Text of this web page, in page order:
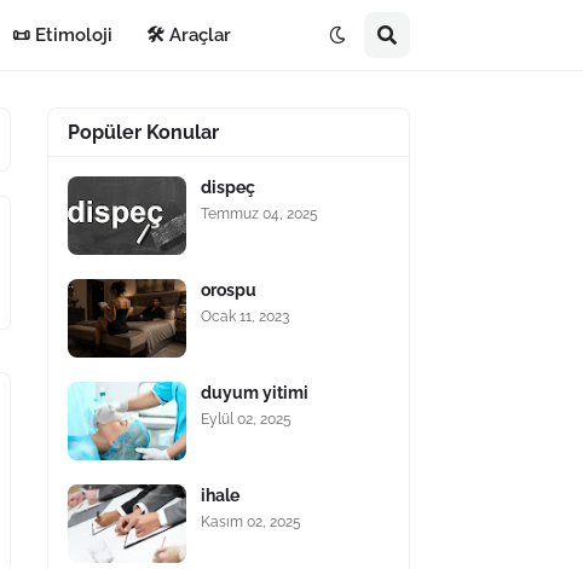
📜 Etimoloji 🛠️ Araçlar
Popüler Konular
dispeç
Temmuz 04, 2025
orospu
Ocak 11, 2023
duyum yitimi
Eylül 02, 2025
ihale
Kasım 02, 2025